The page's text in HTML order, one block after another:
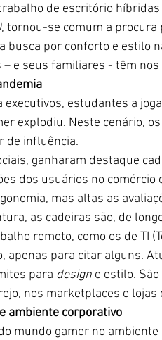
de escritório
, tornou-se comum a
busca por conforto e estilo
e seus familiares - têm
executivos, estudantes a
explodiu. Neste cenário,
de influência.
ganharam destaque
dos usuários no
mas altas as
as cadeiras são, de
remoto, como os de TI
apenas para citar alguns.
para design e estilo.
nos marketplaces e
ambiente corporativo
mundo gamer no